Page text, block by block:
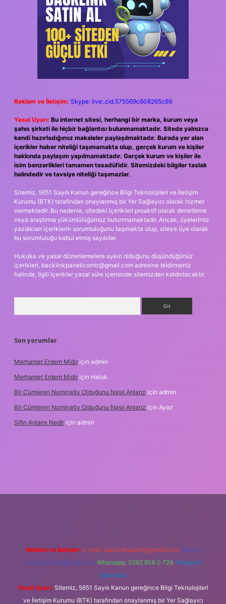
Reklam ve İletişim: Skype: live:.cid.575569c608265c69
Yasal Uyarı: Bu internet sitesi, herhangi bir marka, kurum veya
şahıs şirketi ile hiçbir bağlantısı bulunmamaktadır. Sitede yalnızca
kendi hazırladığımız makaleler paylaşılmaktadır. Burada yer alan
içerikler haber niteliği taşımamakta olup, gerçek kurum ve kişiler
hakkında paylaşım yapılmamaktadır. Gerçek kurum ve kişiler ile
isim benzerlikleri tamamen tesadüfidir. Sitemizdeki bilgiler taslak
halindedir ve tavsiye niteliği taşımazlar.
Sitemiz, 5651 Sayılı Kanun gereğince Bilgi Teknolojileri ve İletişim
Kurumu (BTK) tarafından onaylanmış bir Yer Sağlayıcı olarak hizmet
vermektedir. Bu nedenle, sitedeki içerikleri proaktif olarak denetleme
veya araştırma yükümlülüğümüz bulunmamaktadır. Ancak, üyelerimiz
yazdıkları içeriklerin sorumluluğunu taşımakta olup, siteye üye olarak
bu sorumluluğu kabul etmiş sayılırlar.
Hukuka ve yasal düzenlemelere aykırı olduğunu düşündüğünüz
içerikleri, backlinkpanelicomtr@gmail.com adresine bildirmeniz
halinde, ilgili içerikler yasal süre içerisinde sitemizden kaldırılacaktır.
Son yorumlar
Merhamet Erdem Midir için admin
Merhamet Erdem Midir için Haluk
Bir Cümlenin Nominativ Olduğunu Nasıl Anlarız için admin
Bir Cümlenin Nominativ Olduğunu Nasıl Anlarız için Ayaz
Sifin Anlamı Nedir için admin
Reklam ve İletişim: E-mail: backlinkpaneli@gmail.com Teams:
forumhizmeti@gmail.com Whatsapp: 0262 606 0 726 Telegram:
@karabul
Yasal Uyarı: Sitemiz, 5651 Sayılı Kanun gereğince Bilgi Teknolojileri
ve İletişim Kurumu (BTK) tarafından onaylanmış bir Yer Sağlayıcı